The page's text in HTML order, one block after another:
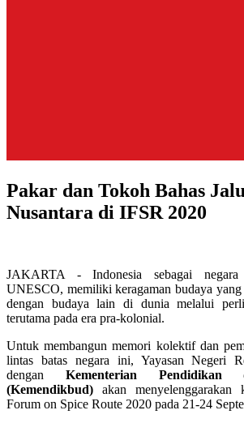
Pakar dan Tokoh Bahas
Nusantara di IFSR 2020
JAKARTA - Indonesia sebagai negara
UNESCO, memiliki keragaman budaya
dengan budaya lain di dunia melalui
terutama pada era pra-kolonial.
Untuk membangun memori kolektif dan
lintas batas negara ini, Yayasan Negeri
dengan Kementerian Pendidikan
(Kemendikbud) akan menyelenggarakan
Forum on Spice Route 2020 pada 21-24